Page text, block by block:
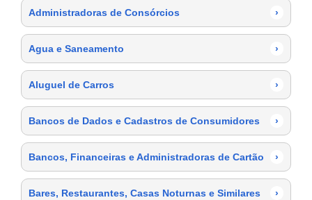
Administradoras de Consórcios ›
Agua e Saneamento ›
Aluguel de Carros ›
Bancos de Dados e Cadastros de Consumidores ›
Bancos, Financeiras e Administradoras de Cartão ›
Bares, Restaurantes, Casas Noturnas e Similares ›